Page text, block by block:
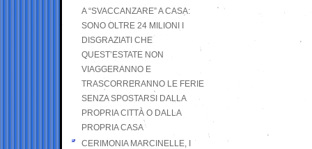
A “SVACCANZARE” A CASA:
SONO OLTRE 24 MILIONI I
DISGRAZIATI CHE
QUEST’ESTATE NON
VIAGGERANNO E
TRASCORRERANNO LE FERIE
SENZA SPOSTARSI DALLA
PROPRIA CITTÀ O DALLA
PROPRIA CASA
CERIMONIA MARCINELLE, I